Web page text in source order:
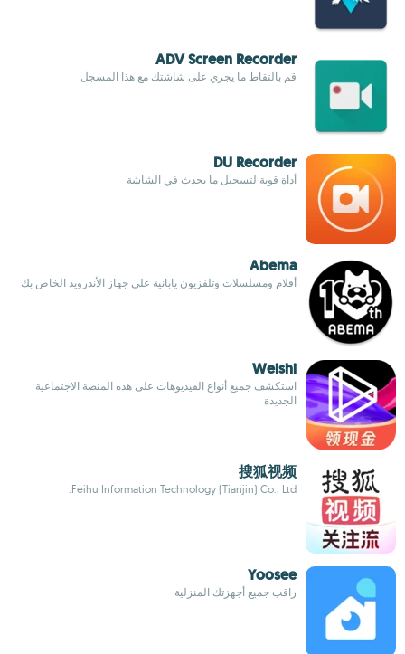
ADV Screen Recorder
قم بالتقاط ما يجري على شاشتك مع هذا المسجل
DU Recorder
أداة قوية لتسجيل ما يحدث في الشاشة
Abema
أفلام ومسلسلات وتلفزيون يابانية على جهاز الأندرويد الخاص بك
Weishi
استكشف جميع أنواع الفيديوهات على هذه المنصة الاجتماعية
الجديدة
搜狐视频
Feihu Information Technology (Tianjin) Co., Ltd.
Yoosee
راقب جميع أجهزتك المنزلية